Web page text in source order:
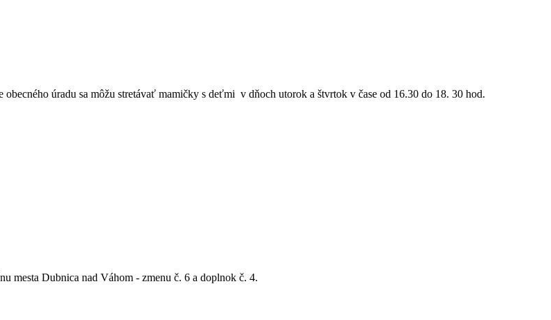
úradu sa môžu stretávať mamičky s deťmi v dňoch utorok a štvrtok v čase od 16.30 do 18. 30 hod.
mesta Dubnica nad Váhom - zmenu č. 6 a doplnok č. 4.